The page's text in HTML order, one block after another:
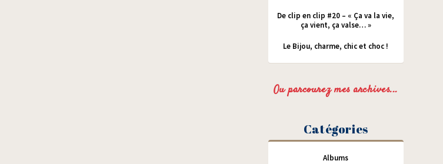
De clip en clip #20 – « Ça va la vie,
ça vient, ça valse… »
Le Bijou, charme, chic et choc !
Ou parcourez mes archives...
Catégories
Albums